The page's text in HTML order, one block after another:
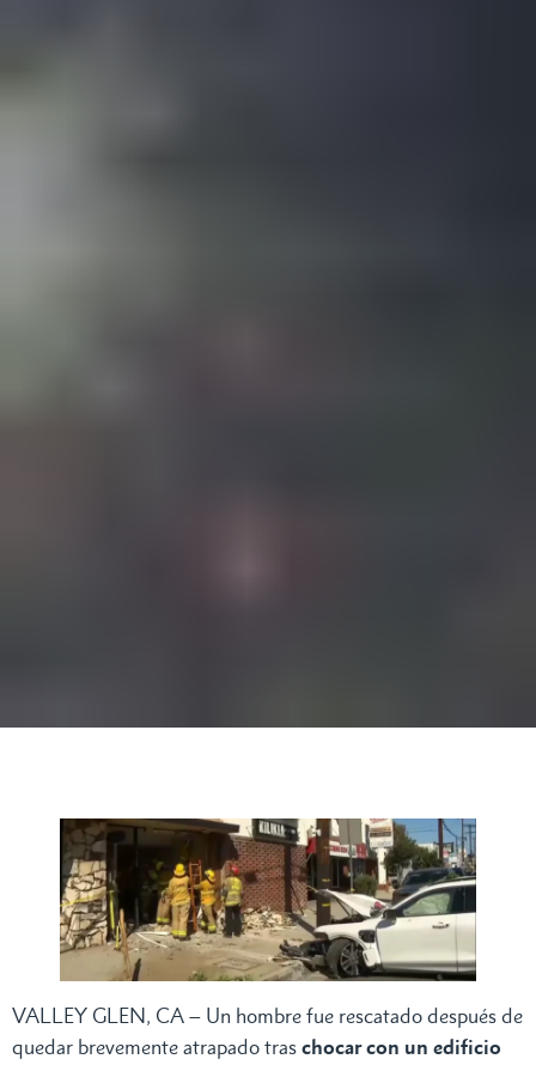
VALLEY GLEN, CA – Un hombre fue rescatado después de
quedar brevemente atrapado tras chocar con un edificio